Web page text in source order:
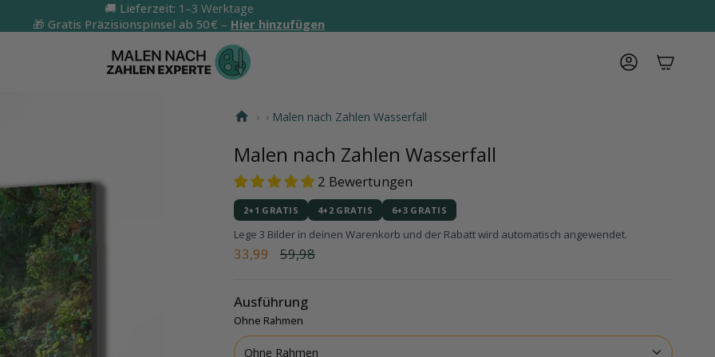
🚚 Lieferzeit: 1–3 Werktage
🎁 Gratis Präzisionspinsel ab 50 € – Hier hinzufügen
Konto
› › Malen nach Zahlen Wasserfall
Malen nach Zahlen Wasserfall
2 Bewertungen
2+1 GRATIS 4+2 GRATIS 6+3 GRATIS
Lege 3 Bilder in deinen Warenkorb und der Rabatt wird automatisch angewendet.
33,99
Regulärer
59,98
Ausführung
Ohne Rahmen
Ohne Rahmen